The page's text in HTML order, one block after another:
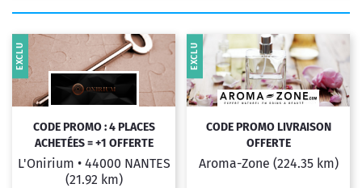
Filtrer
CODE PROMO : 4 PLACES
ACHETÉES = +1 OFFERTE
L'Onirium • 44000 NANTES
(21.92 km)
EXCLU
CODE PROMO LIVRAISON
OFFERTE
Aroma-Zone (224.35 km)
EXCLU